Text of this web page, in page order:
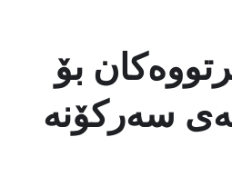
بۆ
سەرکۆنە